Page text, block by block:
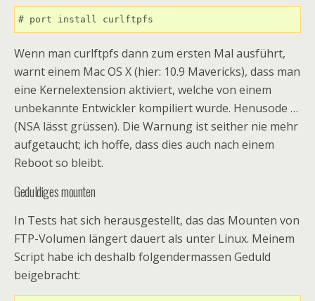
# port install curlftpfs
Wenn man curlftpfs dann zum ersten Mal ausführt,
warnt einem Mac OS X (hier: 10.9 Mavericks), dass man
eine Kernelextension aktiviert, welche von einem
unbekannte Entwickler kompiliert wurde. Henusode …
(NSA lässt grüssen). Die Warnung ist seither nie mehr
aufgetaucht; ich hoffe, dass dies auch nach einem
Reboot so bleibt.
Geduldiges mounten
In Tests hat sich herausgestellt, das das Mounten von
FTP-Volumen längert dauert als unter Linux. Meinem
Script habe ich deshalb folgendermassen Geduld
beigebracht: